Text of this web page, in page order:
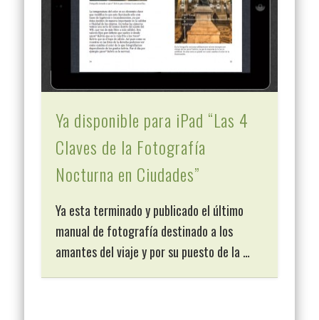
Ya disponible para iPad “Las 4
Claves de la Fotografía
Nocturna en Ciudades”
Ya esta terminado y publicado el último
manual de fotografía destinado a los
amantes del viaje y por su puesto de la …